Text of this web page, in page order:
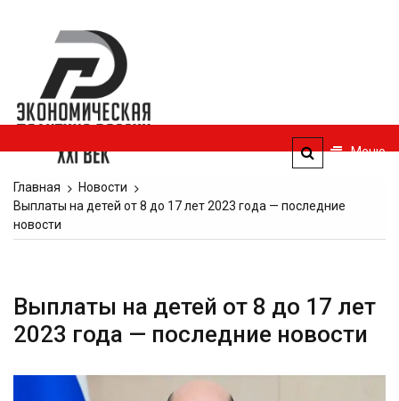
содержимому
век
Меню
Главная
Новости
Выплаты на детей от 8 до 17 лет 2023 года — последние
новости
Выплаты на детей от 8 до 17 лет
2023 года — последние новости